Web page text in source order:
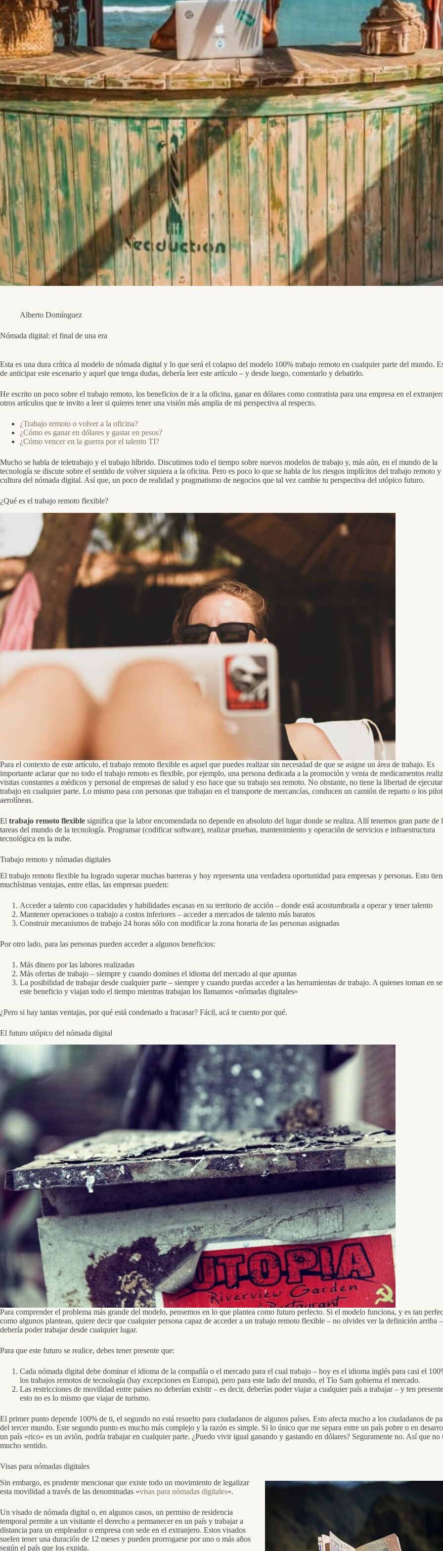
Alberto Domínguez
Nómada digital: el final de una era
Esta es una dura crítica al modelo de nómada digital y lo que será el colapso del modelo 100% trabajo remoto en cualquier parte del mundo.
de anticipar este escenario y aquel que tenga dudas, debería leer este artículo – y desde luego, comentarlo y debatirlo.
He escrito un poco sobre el trabajo remoto, los beneficios de ir a la oficina, ganar en dólares como contratista para una empresa en el
otros artículos que te invito a leer si quieres tener una visión más amplia de mi perspectiva al respecto.
¿Trabajo remoto o volver a la oficina?
¿Cómo es ganar en dólares y gastar en pesos?
¿Cómo vencer en la guerra por el talento TI?
Mucho se habla de teletrabajo y el trabajo híbrido. Discutimos todo el tiempo sobre nuevos modelos de trabajo y, más aún, en el mundo de la
tecnología se discute sobre el sentido de volver siquiera a la oficina. Pero es poco lo que se habla de los riesgos implícitos del trabajo remoto y
cultura del nómada digital. Así que, un poco de realidad y pragmatismo de negocios que tal vez cambie tu perspectiva del utópico futuro.
¿Qué es el trabajo remoto flexible?
Para el contexto de este artículo, el trabajo remoto flexible es aquel que puedes realizar sin necesidad de que se asigne un área de trabajo. Es
importante aclarar que no todo el trabajo remoto es flexible, por ejemplo, una persona dedicada a la promoción y venta de medicamentos
visitas constantes a médicos y personal de empresas de salud y eso hace que su trabajo sea remoto. No obstante, no tiene la libertad de
trabajo en cualquier parte. Lo mismo pasa con personas que trabajan en el transporte de mercancías, conducen un camión de reparto o los
aerolíneas.
El trabajo remoto flexible significa que la labor encomendada no depende en absoluto del lugar donde se realiza. Allí tenemos gran parte de
tareas del mundo de la tecnología. Programar (codificar software), realizar pruebas, mantenimiento y operación de servicios e infraestructura
tecnológica en la nube.
Trabajo remoto y nómadas digitales
El trabajo remoto flexible ha logrado superar muchas barreras y hoy representa una verdadera oportunidad para empresas y personas. Esto
muchísimas ventajas, entre ellas, las empresas pueden:
Acceder a talento con capacidades y habilidades escasas en su territorio de acción – donde está acostumbrada a operar y tener talento
Mantener operaciones o trabajo a costos inferiores – acceder a mercados de talento más baratos
Construir mecanismos de trabajo 24 horas sólo con modificar la zona horaria de las personas asignadas
Por otro lado, para las personas pueden acceder a algunos beneficios:
Más dinero por las labores realizadas
Más ofertas de trabajo – siempre y cuando domines el idioma del mercado al que apuntas
La posibilidad de trabajar desde cualquier parte – siempre y cuando puedas acceder a las herramientas de trabajo. A quienes toman en
este beneficio y viajan todo el tiempo mientras trabajan los llamamos «nómadas digitales»
¿Pero si hay tantas ventajas, por qué está condenado a fracasar? Fácil, acá te cuento por qué.
El futuro utópico del nómada digital
Para comprender el problema más grande del modelo, pensemos en lo que plantea como futuro perfecto. Si el modelo funciona, y es tan
como algunos plantean, quiere decir que cualquier persona capaz de acceder a un trabajo remoto flexible – no olvides ver la definición arriba –
debería poder trabajar desde cualquier lugar.
Para que este futuro se realice, debes tener presente que:
Cada nómada digital debe dominar el idioma de la compañía o el mercado para el cual trabajo – hoy es el idioma inglés para casi el
los trabajos remotos de tecnología (hay excepciones en Europa), pero para este lado del mundo, el Tío Sam gobierna el mercado.
Las restricciones de movilidad entre países no deberían existir – es decir, deberías poder viajar a cualquier país a trabajar – y ten
esto no es lo mismo que viajar de turismo.
El primer punto depende 100% de ti, el segundo no está resuelto para ciudadanos de algunos países. Esto afecta mucho a los ciudadanos de
del tercer mundo. Este segundo punto es mucho más complejo y la razón es simple. Si lo único que me separa entre un país pobre o en
un país «rico» es un avión, podría trabajar en cualquier parte. ¿Puedo vivir igual ganando y gastando en dólares? Seguramente no. Así que no
mucho sentido.
Visas para nómadas digitales
Sin embargo, es prudente mencionar que existe todo un movimiento de legalizar
esta movilidad a través de las denominadas «visas para nómadas digitales«.
Un visado de nómada digital o, en algunos casos, un permiso de residencia
temporal permite a un visitante el derecho a permanecer en un país y trabajar a
distancia para un empleador o empresa con sede en el extranjero. Estos visados
suelen tener una duración de 12 meses y pueden prorrogarse por uno o más años
según el país que los expida.